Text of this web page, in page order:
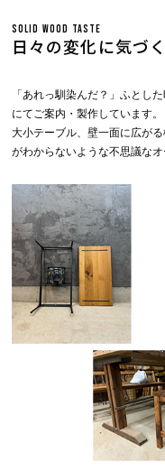
SOLID WOOD TASTE
日々の変化に気づ
「あれっ馴染んだ？」ふとし
にてご案内・製作しています。
大小テーブル、壁一面に広が
がわからないような不思議な